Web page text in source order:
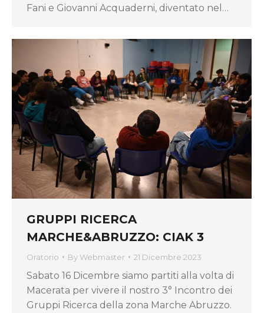
Fani e Giovanni Acquaderni, diventato nel…
GRUPPI RICERCA
MARCHE&ABRUZZO: CIAK 3
Oratorio By Webmaster 21 Dicembre 2023
Sabato 16 Dicembre siamo partiti alla volta di
Macerata per vivere il nostro 3° Incontro dei
Gruppi Ricerca della zona Marche Abruzzo.